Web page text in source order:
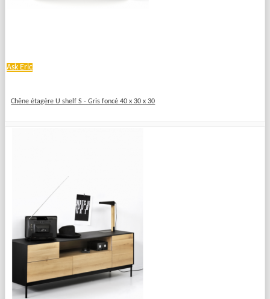
Ask Eric
Chêne étagère U shelf S - Gris foncé 40 x 30 x 30